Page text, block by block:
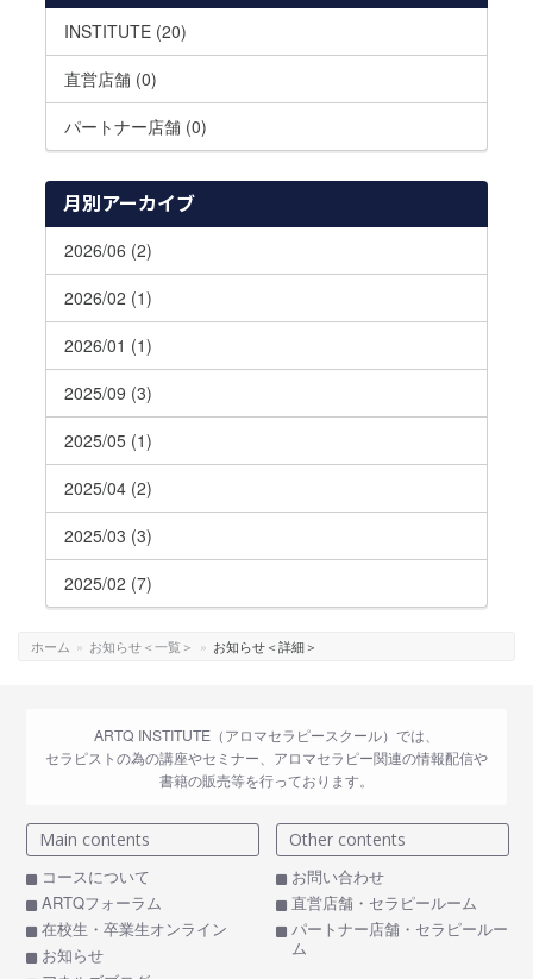
INSTITUTE (20)
直営店舗 (0)
パートナー店舗 (0)
月別アーカイブ
2026/06 (2)
2026/02 (1)
2026/01 (1)
2025/09 (3)
2025/05 (1)
2025/04 (2)
2025/03 (3)
2025/02 (7)
ホーム » お知らせ＜一覧＞ » お知らせ＜詳細＞
ARTQ INSTITUTE（アロマセラピースクール）では、
セラピストの為の講座やセミナー、アロマセラピー関連の情報配信や
書籍の販売等を行っております。
Main contents
コースについて
ARTQフォーラム
在校生・卒業生オンライン
お知らせ
Other contents
お問い合わせ
直営店舗・セラピールーム
パートナー店舗・セラピールー
ム